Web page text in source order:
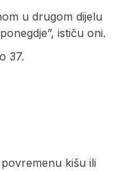
u drugom dijelu
ističu oni.
37.
kišu ili